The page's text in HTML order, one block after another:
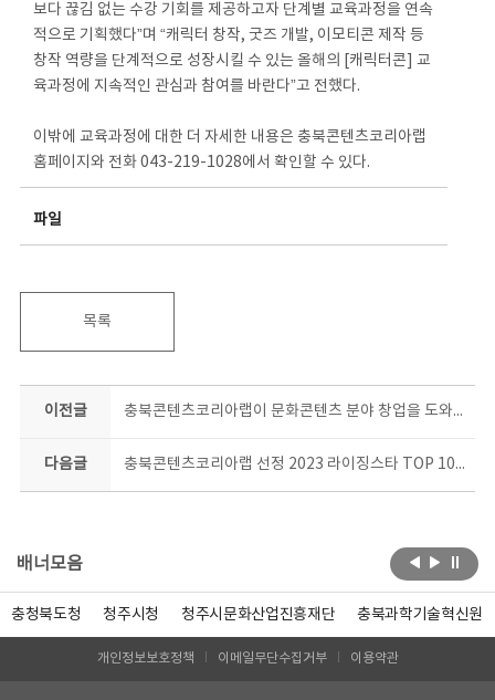
보다 끊김 없는 수강 기회를 제공하고자 단계별 교육과정을 연속
적으로 기획했다”며 “캐릭터 창작, 굿즈 개발, 이모티콘 제작 등
창작 역량을 단계적으로 성장시킬 수 있는 올해의 [캐릭터콘] 교
육과정에 지속적인 관심과 참여를 바란다”고 전했다.
이밖에 교육과정에 대한 더 자세한 내용은 충북콘텐츠코리아랩
홈페이지와 전화 043-219-1028에서 확인할 수 있다.
파일
목록
이전글 충북콘텐츠코리아랩이 문화콘텐츠 분야 창업을 도와드립니다!
다음글 충북콘텐츠코리아랩 선정 2023 라이징스타 TOP 10, 10월 콘서트에서 당신의 뮤지션에게 투표하세요
배너모음
충청북도청 청주시청 청주시문화산업진흥재단 충북과학기술혁신원
개인정보보호정책 이메일무단수집거부 이용약관